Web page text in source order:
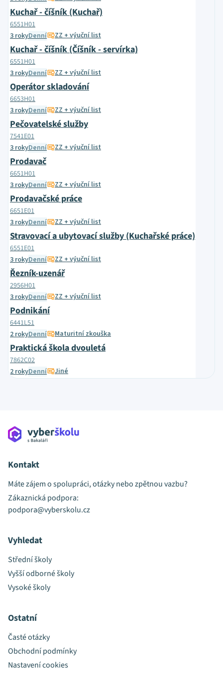
Kuchař - číšník (Kuchař)
6551H01
3 rokyDenní ZZ + výuční list
Kuchař - číšník (Číšník - servírka)
6551H01
3 rokyDenní ZZ + výuční list
Operátor skladování
6653H01
3 rokyDenní ZZ + výuční list
Pečovatelské služby
7541E01
3 rokyDenní ZZ + výuční list
Prodavač
6651H01
3 rokyDenní ZZ + výuční list
Prodavačské práce
6651E01
3 rokyDenní ZZ + výuční list
Stravovací a ubytovací služby (Kuchařské práce)
6551E01
3 rokyDenní ZZ + výuční list
Řezník-uzenář
2956H01
3 rokyDenní ZZ + výuční list
Podnikání
6441L51
2 rokyDenní Maturitní zkouška
Praktická škola dvouletá
7862C02
2 rokyDenní Jiné
Kontakt
Máte zájem o spolupráci, otázky nebo zpětnou vazbu?
Zákaznická podpora:
podpora@vyberskolu.cz
Vyhledat
Střední školy
Vyšší odborné školy
Vysoké školy
Ostatní
Časté otázky
Obchodní podmínky
Nastavení cookies